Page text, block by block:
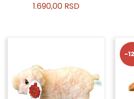
1.690,00 RSD
-